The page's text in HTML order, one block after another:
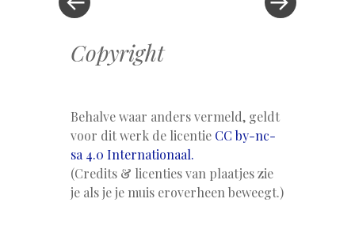
Copyright
Behalve waar anders vermeld, geldt
voor dit werk de licentie CC by-nc-
sa 4.0 Internationaal.
(Credits & licenties van plaatjes zie
je als je je muis eroverheen beweegt.)